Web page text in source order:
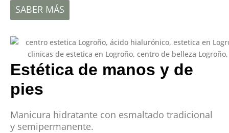
SABER MÁS
Estética de manos y de
pies
Manicura hidratante con esmaltado tradicional
y semipermanente.